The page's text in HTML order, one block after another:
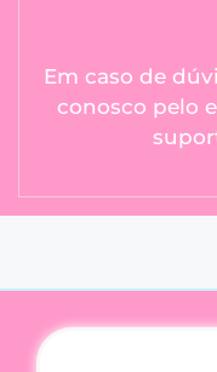
Em caso de
conosco pelo